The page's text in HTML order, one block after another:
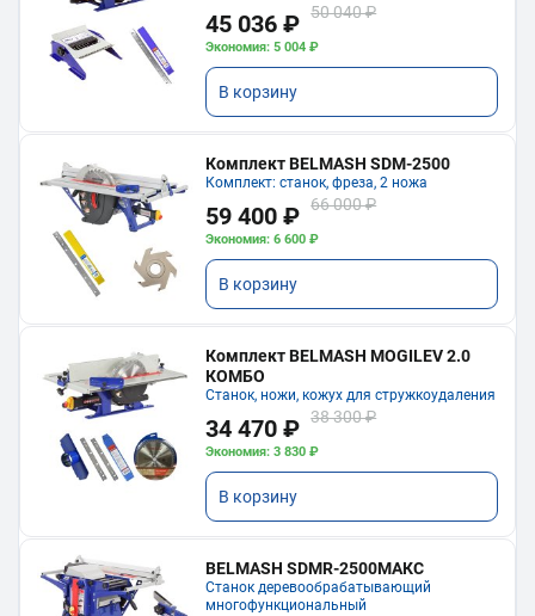
45 036 ₽ 50 040 ₽
Экономия: 5 004 ₽
В корзину
Комплект BELMASH SDM-2500
Комплект: станок, фреза, 2 ножа
59 400 ₽ 66 000 ₽
Экономия: 6 600 ₽
В корзину
Комплект BELMASH MOGILEV 2.0
КОМБО
Станок, ножи, кожух для стружкоудаления
34 470 ₽ 38 300 ₽
Экономия: 3 830 ₽
В корзину
BELMASH SDMR-2500МАКС
Станок деревообрабатывающий
многофункциональный